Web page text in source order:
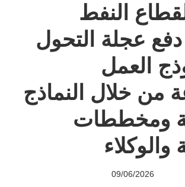
لقطاع النفط
دفع عجلة التحول
العمل
من خلال النماذج
ومخططات
والوكلاء
09/06/2026